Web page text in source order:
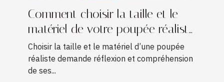
Comment choisir la taille et le
matériel de votre poupée réaliste
?
Choisir la taille et le matériel d’une poupée
réaliste demande réflexion et compréhension
de ses...